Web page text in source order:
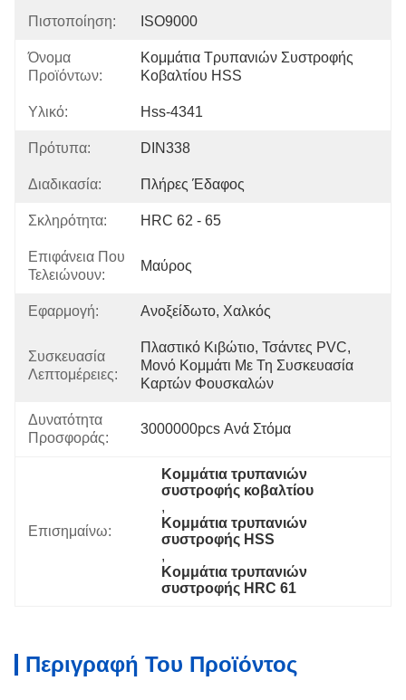
Πιστοποίηση: ISO9000
Όνομα
Προϊόντων:
Κομμάτια Τρυπανιών Συστροφής
Κοβαλτίου HSS
Υλικό: Hss-4341
Πρότυπα: DIN338
Διαδικασία: Πλήρες Έδαφος
Σκληρότητα: HRC 62 - 65
Επιφάνεια Που
Τελειώνουν:
Μαύρος
Εφαρμογή: Ανοξείδωτο, Χαλκός
Συσκευασία
Λεπτομέρειες:
Πλαστικό Κιβώτιο, Τσάντες PVC,
Μονό Κομμάτι Με Τη Συσκευασία
Καρτών Φουσκαλών
Δυνατότητα
Προσφοράς:
3000000pcs Ανά Στόμα
Επισημαίνω:
Κομμάτια τρυπανιών
συστροφής κοβαλτίου
,
Κομμάτια τρυπανιών
συστροφής HSS
,
Κομμάτια τρυπανιών
συστροφής HRC 61
Περιγραφή Του Προϊόντος